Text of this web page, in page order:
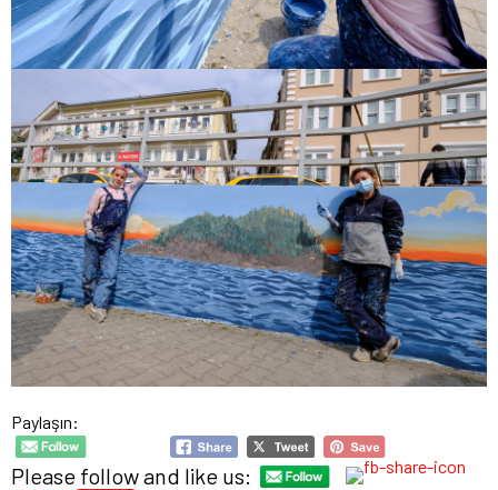
Paylaşın:
Please follow and like us: